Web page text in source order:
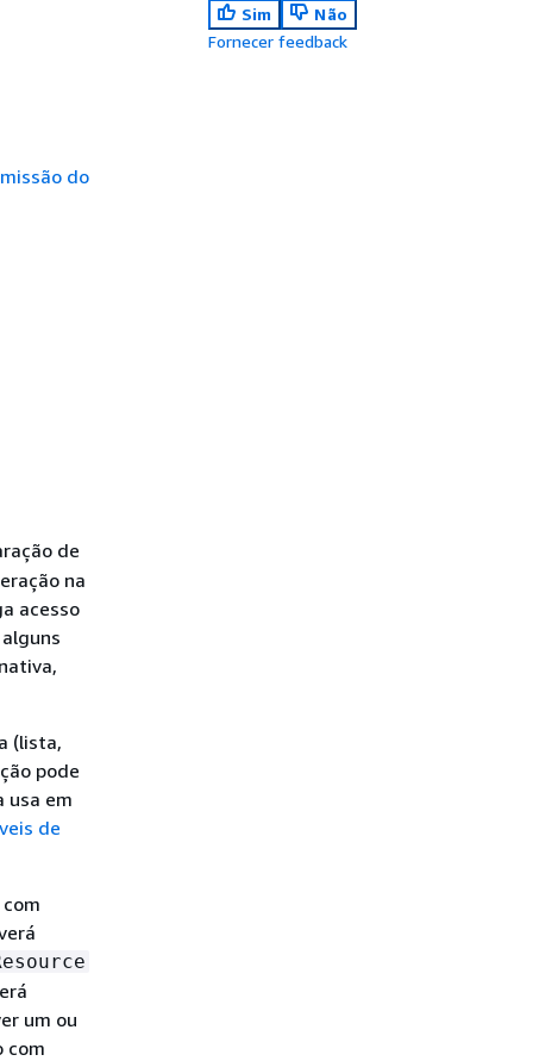
do
de
na
acesso
(lista,
pode
usa em
de
um ou
com
Sim
Não
Fornecer feedback